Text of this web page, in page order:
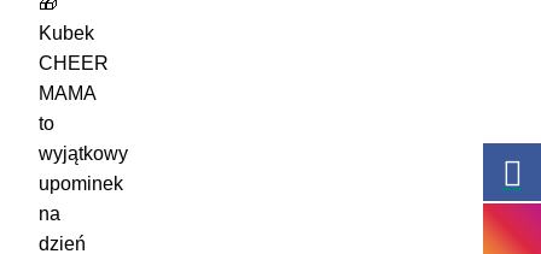
Kubek
CHEER
MAMA
to
wyjątkowy
upominek
na
dzień